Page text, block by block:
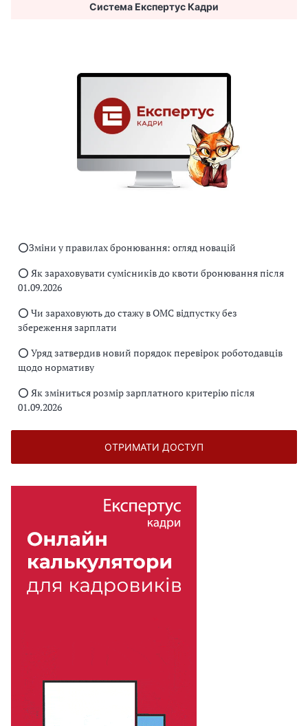
Система Експертус Кадри
⭕️Зміни у правилах бронювання: огляд новацій
⭕️ Як зараховувати сумісників до квоти бронювання після
01.09.2026
⭕️ Чи зараховують до стажу в ОМС відпустку без
збереження зарплати
⭕️ Уряд затвердив новий порядок перевірок роботодавців
щодо нормативу
⭕️ Як зміниться розмір зарплатного критерію після
01.09.2026
ОТРИМАТИ ДОСТУП